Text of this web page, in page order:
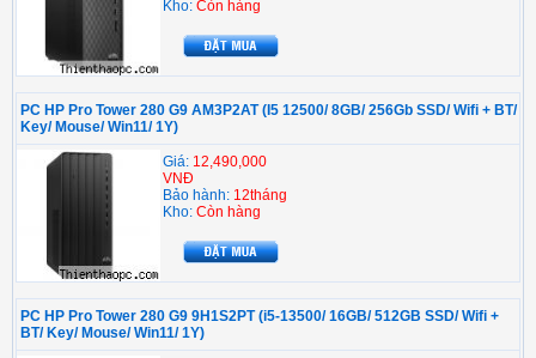
Kho: Còn hàng
PC HP Pro Tower 280 G9 AM3P2AT (I5 12500/ 8GB/ 256Gb SSD/ Wifi + BT/
Key/ Mouse/ Win11/ 1Y)
Giá: 12,490,000
VNĐ
Bảo hành: 12tháng
Kho: Còn hàng
PC HP Pro Tower 280 G9 9H1S2PT (i5-13500/ 16GB/ 512GB SSD/ Wifi +
BT/ Key/ Mouse/ Win11/ 1Y)